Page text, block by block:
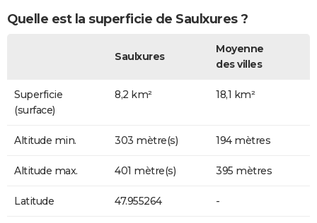
Quelle est la superficie de Saulxures ?
Saulxures
Moyenne
des villes
Superficie
(surface)
8,2 km² 18,1 km²
Altitude min. 303 mètre(s) 194 mètres
Altitude max. 401 mètre(s) 395 mètres
Latitude 47.955264 -